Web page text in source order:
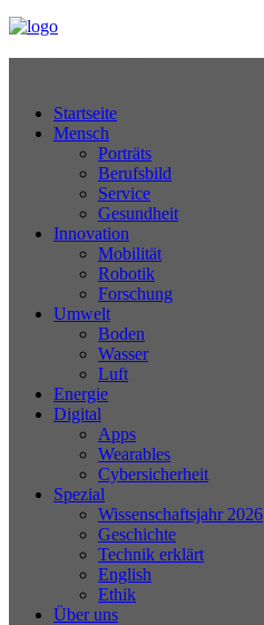
Startseite
Mensch
Porträts
Berufsbild
Service
Gesundheit
Innovation
Mobilität
Robotik
Forschung
Umwelt
Boden
Wasser
Luft
Energie
Digital
Apps
Wearables
Cybersicherheit
Spezial
Wissenschaftsjahr 2026
Geschichte
Technik erklärt
English
Ethik
Über uns